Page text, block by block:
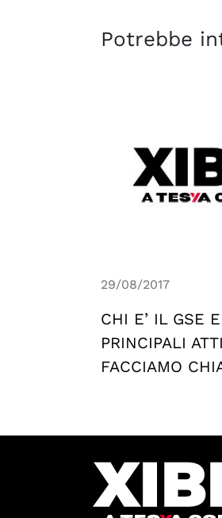
Potrebbe
29/08/2017
CHI E’ IL GSE
PRINCIPALI
FACCIAMO